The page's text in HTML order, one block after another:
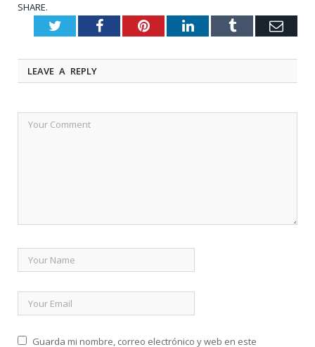
SHARE.
TwitterFacebookPinterestLinkedInTumblr
LEAVE A REPLY
Guarda mi nombre, correo electrónico y web en este